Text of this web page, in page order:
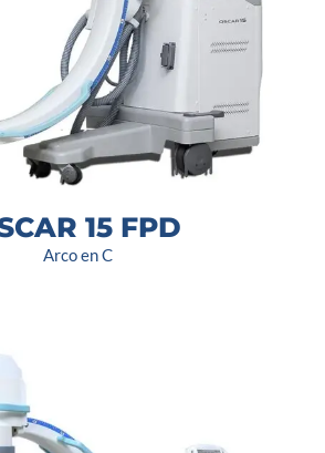
15 FPD
Arco en C